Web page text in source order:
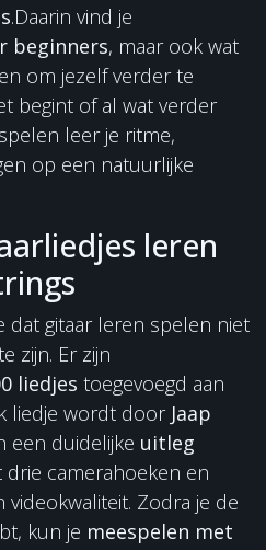
.Daarin vind je
beginners, maar ook wat
om jezelf verder te
begint of al wat verder
leer je ritme,
op een natuurlijke
leren
dat gitaar leren spelen niet
zijn. Er zijn
liedjes toegevoegd aan
liedje wordt door Jaap
een duidelijke uitleg
camerahoeken en
videokwaliteit. Zodra je de
kun je meespelen met